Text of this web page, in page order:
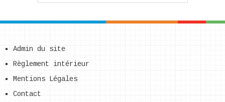
Admin du site
Règlement intérieur
Mentions Légales
Contact